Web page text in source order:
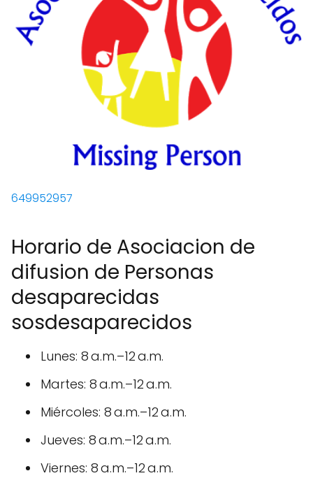
649952957
Horario de Asociacion de
difusion de Personas
desaparecidas
sosdesaparecidos
Lunes: 8 a.m.–12 a.m.
Martes: 8 a.m.–12 a.m.
Miércoles: 8 a.m.–12 a.m.
Jueves: 8 a.m.–12 a.m.
Viernes: 8 a.m.–12 a.m.